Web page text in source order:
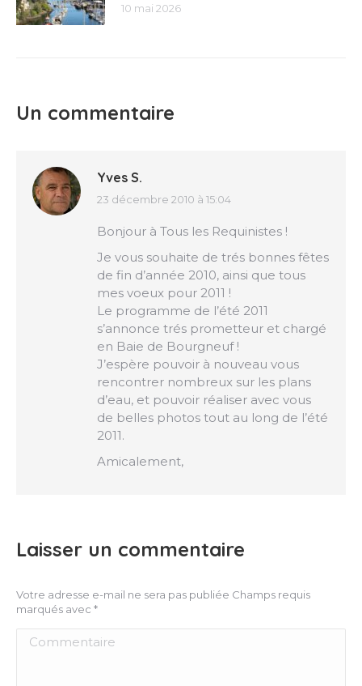
10 mai 2026
Un commentaire
Yves S.
dit
23 décembre 2010 à 15:04
Bonjour à Tous les Requinistes !
Je vous souhaite de trés bonnes fêtes
de fin d’année 2010, ainsi que tous
mes voeux pour 2011 !
Le programme de l’été 2011
s’annonce trés prometteur et chargé
en Baie de Bourgneuf !
J’espère pouvoir à nouveau vous
rencontrer nombreux sur les plans
d’eau, et pouvoir réaliser avec vous
de belles photos tout au long de l’été
2011.
Amicalement,
Laisser un commentaire
Votre adresse e-mail ne sera pas publiée Champs requis
marqués avec *
Commentaire